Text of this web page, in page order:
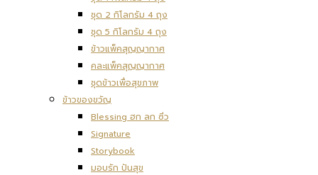
ชุด 2 กิโลกรัม 4 ถุง
ชุด 5 กิโลกรัม 4 ถุง
ข้าวแพ็คสุญญากาศ
คละแพ็คสุญญากาศ
ชุดข้าวเพื่อสุขภาพ
ข้าวของขวัญ
Blessing ฮก ลก ซิ่ว
Signature
Storybook
มอบรัก ปันสุข